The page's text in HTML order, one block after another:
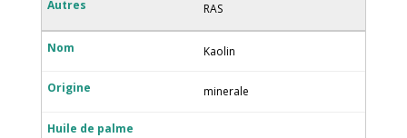
RAS
Kaolin
minerale